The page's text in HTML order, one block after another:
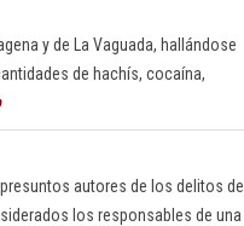
y de La Vaguada, hallándose
de hachís, cocaína,
autores de los delitos de
los responsables de una